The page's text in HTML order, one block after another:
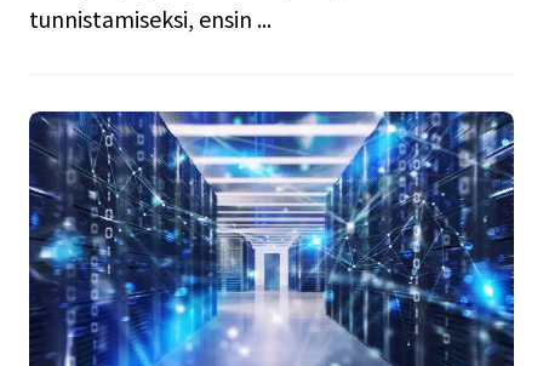
tunnistamiseksi, ensin ...